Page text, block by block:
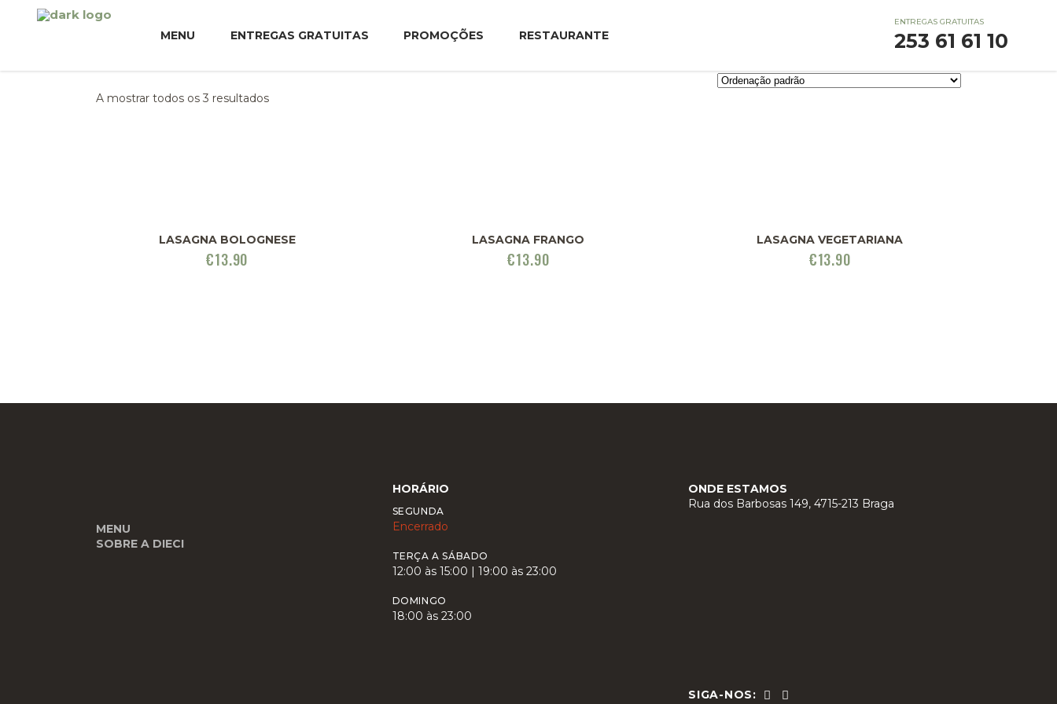
MENU ENTREGAS GRATUITAS PROMOÇÕES RESTAURANTE
ENTREGAS GRATUITAS
253 61 61 10
A mostrar todos os 3 resultados
LASAGNA BOLOGNESE
€13.90
LASAGNA FRANGO
€13.90
LASAGNA VEGETARIANA
€13.90
MENU
SOBRE A DIECI
HORÁRIO
SEGUNDA
Encerrado
TERÇA A SÁBADO
12:00 às 15:00 | 19:00 às 23:00
DOMINGO
18:00 às 23:00
ONDE ESTAMOS
Rua dos Barbosas 149, 4715-213 Braga
SIGA-NOS: